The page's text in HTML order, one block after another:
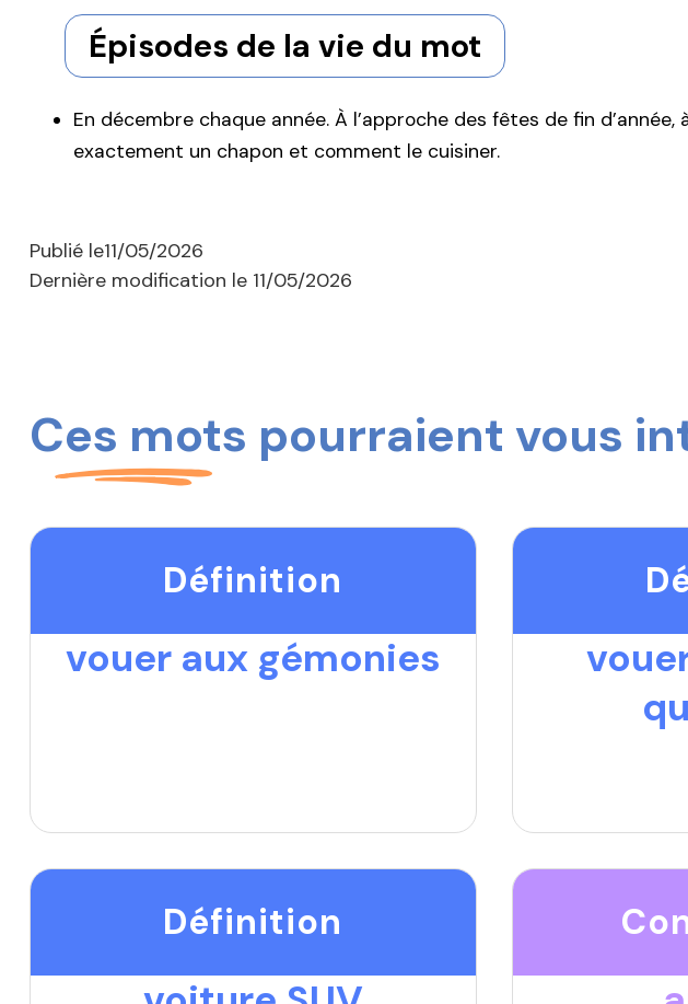
Épisodes de la vie du mot
En décembre chaque année. À l’approche des fêtes de fin
exactement un chapon et comment le cuisiner.
Publié le11/05/2026
Dernière modification le 11/05/2026
Ces mots pourraient vous
Définition
vouer aux gémonies
Définition